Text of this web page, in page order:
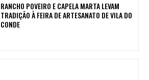
RANCHO POVEIRO E CAPELA MARTA LEVAM
TRADIÇÃO À FEIRA DE ARTESANATO DE VILA DO
CONDE